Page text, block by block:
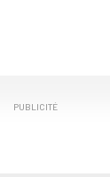
PUBLICITÉ